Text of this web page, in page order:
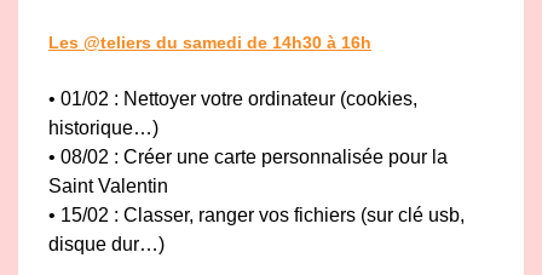
Les @teliers du samedi de 14h30 à 16h
• 01/02 : Nettoyer votre ordinateur (cookies,
historique…)
• 08/02 : Créer une carte personnalisée pour la
Saint Valentin
• 15/02 : Classer, ranger vos fichiers (sur clé usb,
disque dur…)